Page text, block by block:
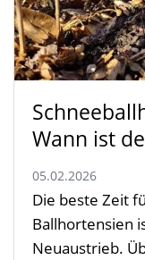
Wann ist
05.02.2026
Die beste Zeit
Ballhortensien
Neuaustrieb.